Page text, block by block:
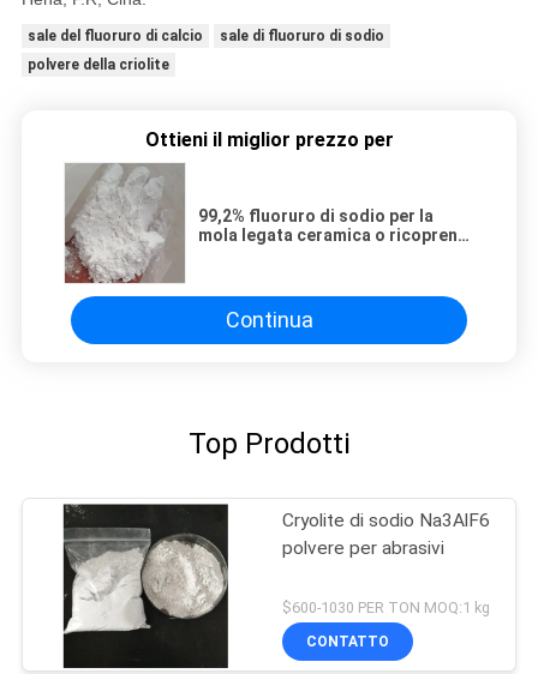
sale del fluoruro di calcio
sale di fluoruro di sodio
polvere della criolite
Ottieni il miglior prezzo per
99,2% fluoruro di sodio per la
mola legata ceramica o ricoprente
Continua
Top Prodotti
Cryolite di sodio Na3AlF6
polvere per abrasivi
$600-1030 PER TON MOQ:1 kg
CONTATTO